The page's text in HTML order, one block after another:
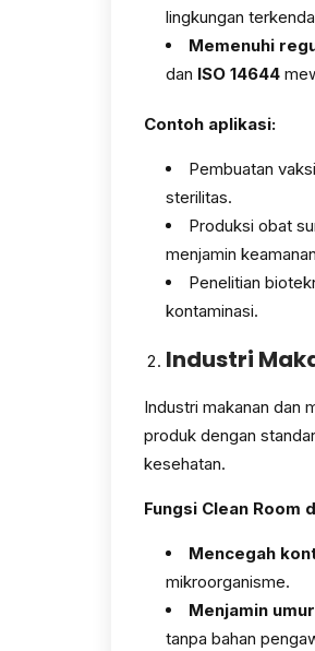
lingkungan
Memenuhi
dan ISO 14644
Contoh aplikasi:
Pembuatan
sterilitas.
Produksi obat
menjamin
Penelitian
kontaminasi.
Industri
Industri makanan dan
produk dengan
kesehatan.
Fungsi Clean Room
Mencegah
mikroorganisme.
Menjamin
tanpa bahan